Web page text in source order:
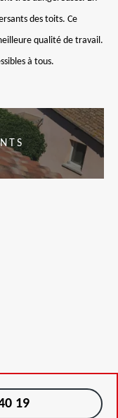
des toits. Ce
qualité de travail.
à tous.
19